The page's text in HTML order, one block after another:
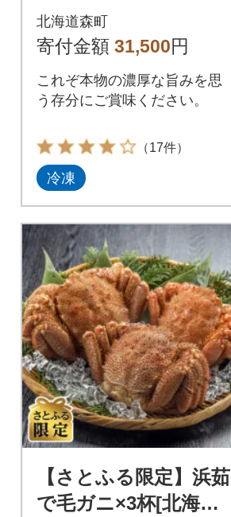
北海道森町
寄付金額 31,500円
これぞ本物の濃厚な旨みを思
う存分にご賞味ください。
（17件）
冷凍
【さとふる限定】浜茹
で毛ガニ×3杯[北海道